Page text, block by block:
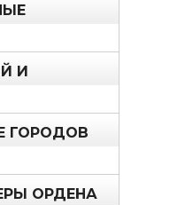
И
ГОРОДОВ
ОРДЕНА